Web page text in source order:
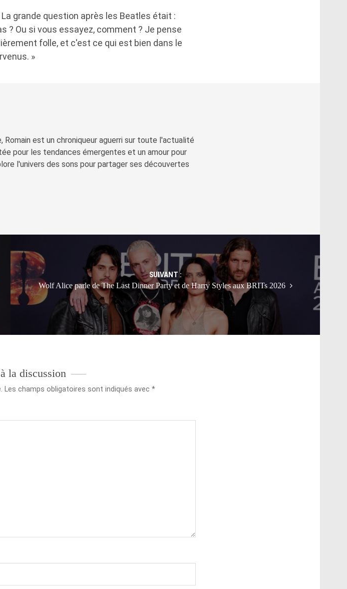
grande question après les Beatles était :
? Ou si vous essayez, comment ? Je pense
folle, et c'est ce qui est bien dans le
»
Romain est un chroniqueur aguerri sur toute l'actualité
pour les tendances émergentes et un amour pour
l'univers des sons pour partager ses découvertes
SUIVANT :
Wolf Alice parle de The Last Dinner Party et de Harry Styles aux BRITs 2026
la discussion
Les champs obligatoires sont indiqués avec *